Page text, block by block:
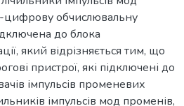
цифрову обчислювальну
до блока
який відрізняється тим, що
пристрої, які підключені до
імпульсів променевих
імпульсів мод променів,